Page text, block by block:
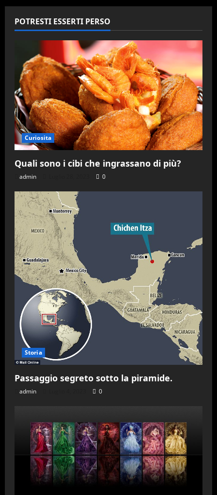
POTRESTI ESSERTI PERSO
Curiosita
Quali sono i cibi che ingrassano di più?
admin 0
Storia
Passaggio segreto sotto la piramide.
admin 0